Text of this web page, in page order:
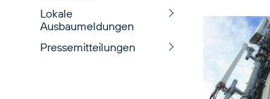
Lokale
Ausbaumeldungen
Pressemitteilungen